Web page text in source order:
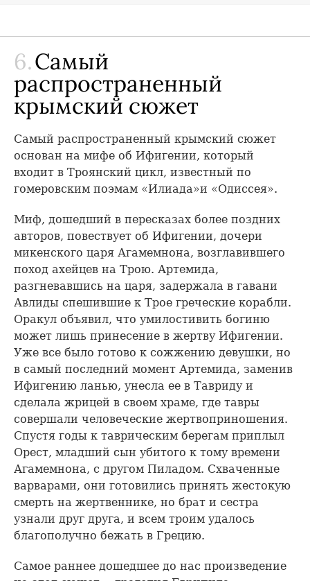
6.Самый
распространенный
крымский сюжет
Самый распространенный крымский сюжет
основан на мифе об Ифигении, который
входит в Троянский цикл, известный по
гомеровским поэмам «Илиада»и «Одиссея».
Миф, дошедший в пересказах более поздних
авторов, повествует об Ифигении, дочери
микенского царя Агамемнона, возглавившего
поход ахейцев на Трою. Артемида,
разгневавшись на царя, задержала в гавани
Авлиды спешившие к Трое греческие корабли.
Оракул объявил, что умилостивить богиню
может лишь принесение в жертву Ифигении.
Уже все было готово к сожжению девушки, но
в самый последний момент Артемида, заменив
Ифигению ланью, унесла ее в Тавриду и
сделала жрицей в своем храме, где тавры
совершали человеческие жертвоприношения.
Спустя годы к таврическим берегам приплыл
Орест, младший сын убитого к тому времени
Агамемнона, с другом Пиладом. Схваченные
варварами, они готовились принять жестокую
смерть на жертвеннике, но брат и сестра
узнали друг друга, и всем троим удалось
благополучно бежать в Грецию.
Самое раннее дошедшее до нас произведение